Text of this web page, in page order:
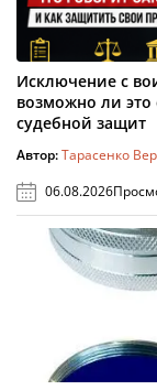
Исключение с
возможно ли это
судебной защит
Автор:Тарасенко
06.08.2026